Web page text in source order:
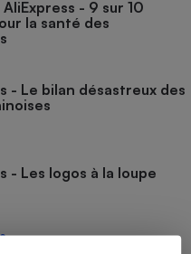
- 9 sur 10
la santé des
- Le bilan désastreux des
- Les logos à la loupe